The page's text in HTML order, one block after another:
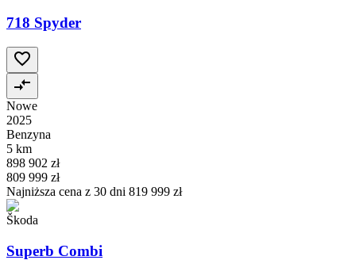
718 Spyder
Nowe
2025
Benzyna
5 km
898 902 zł
809 999 zł
Najniższa cena z 30 dni 819 999 zł
Škoda
Superb Combi